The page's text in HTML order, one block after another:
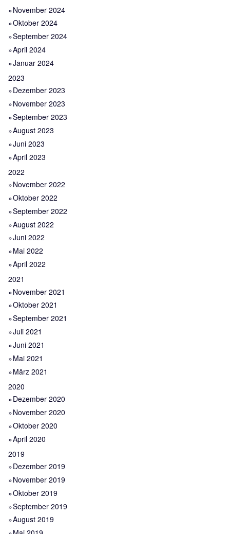
November 2024
Oktober 2024
September 2024
April 2024
Januar 2024
2023
Dezember 2023
November 2023
September 2023
August 2023
Juni 2023
April 2023
2022
November 2022
Oktober 2022
September 2022
August 2022
Juni 2022
Mai 2022
April 2022
2021
November 2021
Oktober 2021
September 2021
Juli 2021
Juni 2021
Mai 2021
März 2021
2020
Dezember 2020
November 2020
Oktober 2020
April 2020
2019
Dezember 2019
November 2019
Oktober 2019
September 2019
August 2019